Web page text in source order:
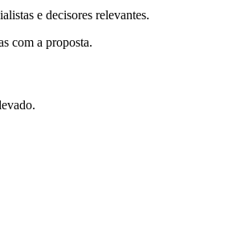
e decisores relevantes.
com a proposta.